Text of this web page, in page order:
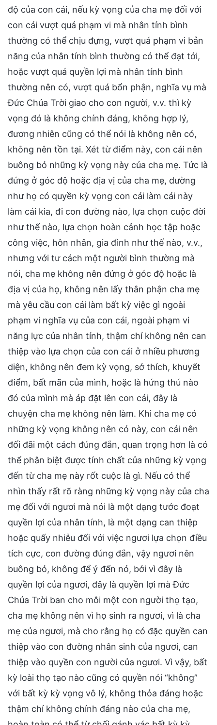
độ của con cái, nếu kỳ vọng của cha mẹ đối với
con cái vượt quá phạm vi mà nhân tính bình
thường có thể chịu đựng, vượt quá phạm vi bản
năng của nhân tính bình thường có thể đạt tới,
hoặc vượt quá quyền lợi mà nhân tính bình
thường nên có, vượt quá bổn phận, nghĩa vụ mà
Đức Chúa Trời giao cho con người, v.v. thì kỳ
vọng đó là không chính đáng, không hợp lý,
đương nhiên cũng có thể nói là không nên có,
không nên tồn tại. Xét từ điểm này, con cái nên
buông bỏ những kỳ vọng này của cha mẹ. Tức là
đứng ở góc độ hoặc địa vị của cha mẹ, dường
như họ có quyền kỳ vọng con cái làm cái này
làm cái kia, đi con đường nào, lựa chọn cuộc đời
như thế nào, lựa chọn hoàn cảnh học tập hoặc
công việc, hôn nhân, gia đình như thế nào, v.v.,
nhưng với tư cách một người bình thường mà
nói, cha mẹ không nên đứng ở góc độ hoặc là
địa vị của họ, không nên lấy thân phận cha mẹ
mà yêu cầu con cái làm bất kỳ việc gì ngoài
phạm vi nghĩa vụ của con cái, ngoài phạm vi
năng lực của nhân tính, thậm chí không nên can
thiệp vào lựa chọn của con cái ở nhiều phương
diện, không nên đem kỳ vọng, sở thích, khuyết
điểm, bất mãn của mình, hoặc là hứng thú nào
đó của mình mà áp đặt lên con cái, đây là
chuyện cha mẹ không nên làm. Khi cha mẹ có
những kỳ vọng không nên có này, con cái nên
đối đãi một cách đúng đắn, quan trọng hơn là có
thể phân biệt được tính chất của những kỳ vọng
đến từ cha mẹ này rốt cuộc là gì. Nếu có thể
nhìn thấy rất rõ ràng những kỳ vọng này của cha
mẹ đối với ngươi mà nói là một dạng tước đoạt
quyền lợi của nhân tính, là một dạng can thiệp
hoặc quấy nhiễu đối với việc ngươi lựa chọn điều
tích cực, con đường đúng đắn, vậy ngươi nên
buông bỏ, không để ý đến nó, bởi vì đây là
quyền lợi của ngươi, đây là quyền lợi mà Đức
Chúa Trời ban cho mỗi một con người thọ tạo,
cha mẹ không nên vì họ sinh ra ngươi, vì là cha
mẹ của ngươi, mà cho rằng họ có đặc quyền can
thiệp vào con đường nhân sinh của ngươi, can
thiệp vào quyền con người của ngươi. Vì vậy, bất
kỳ loài thọ tạo nào cũng có quyền nói “không”
với bất kỳ kỳ vọng vô lý, không thỏa đáng hoặc
thậm chí không chính đáng nào của cha mẹ,